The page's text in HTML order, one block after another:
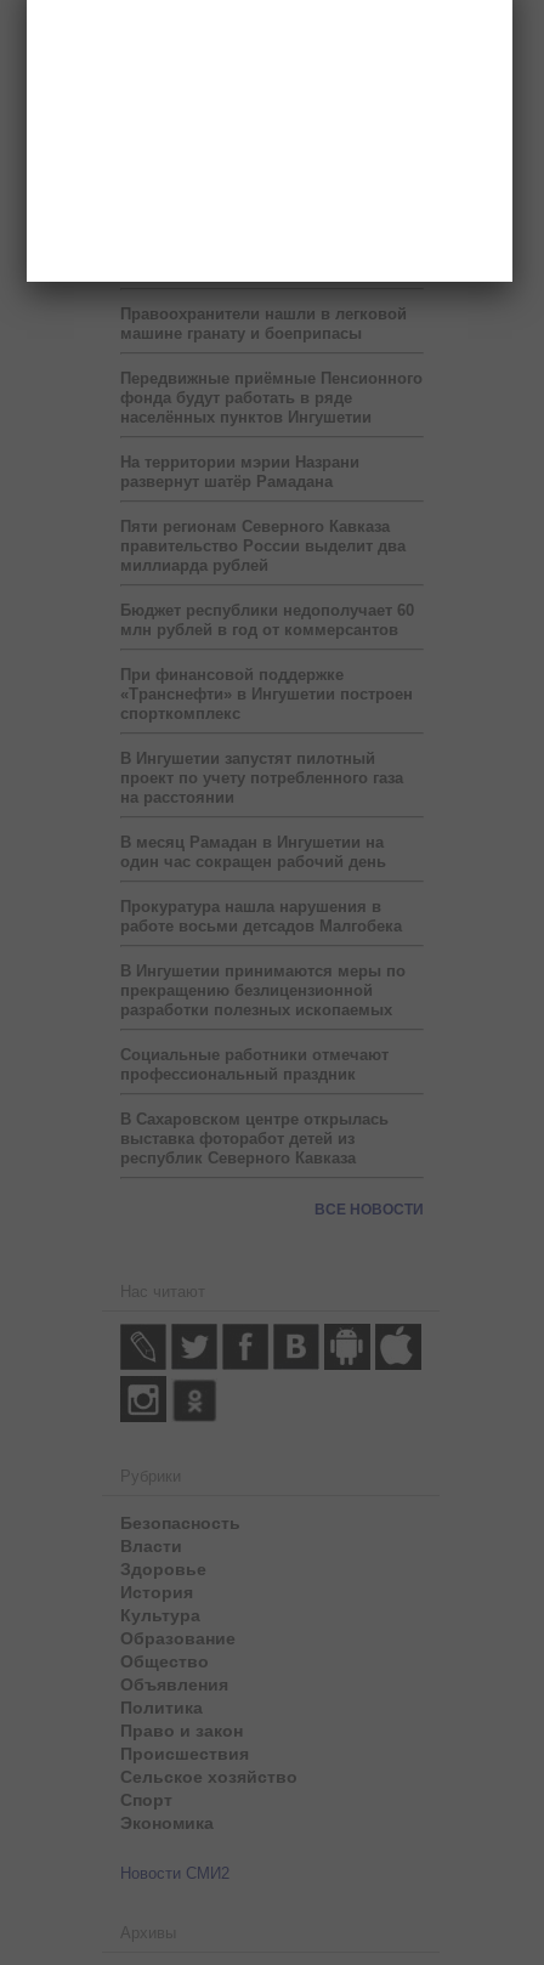
Правоохранители нашли в легковой
машине гранату и боеприпасы
Передвижные приёмные Пенсионного
фонда будут работать в ряде
населённых пунктов Ингушетии
На территории мэрии Назрани
развернут шатёр Рамадана
Пяти регионам Северного Кавказа
правительство России выделит два
миллиарда рублей
Бюджет республики недополучает 60
млн рублей в год от коммерсантов
При финансовой поддержке
«Транснефти» в Ингушетии построен
спорткомплекс
В Ингушетии запустят пилотный
проект по учету потребленного газа
на расстоянии
В месяц Рамадан в Ингушетии на
один час сокращен рабочий день
Прокуратура нашла нарушения в
работе восьми детсадов Малгобека
В Ингушетии принимаются меры по
прекращению безлицензионной
разработки полезных ископаемых
Социальные работники отмечают
профессиональный праздник
В Сахаровском центре открылась
выставка фоторабот детей из
республик Северного Кавказа
ВСЕ НОВОСТИ
Нас читают
Рубрики
Безопасность
Власти
Здоровье
История
Культура
Образование
Общество
Объявления
Политика
Право и закон
Происшествия
Сельское хозяйство
Спорт
Экономика
Новости СМИ2
Архивы